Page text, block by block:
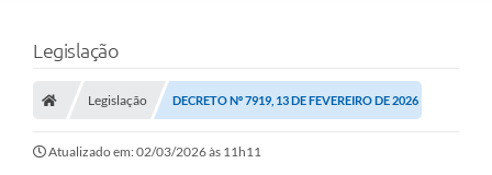
Legislação
Legislação DECRETO Nº 7919, 13 DE FEVEREIRO DE 2026
Atualizado em: 02/03/2026 às 11h11